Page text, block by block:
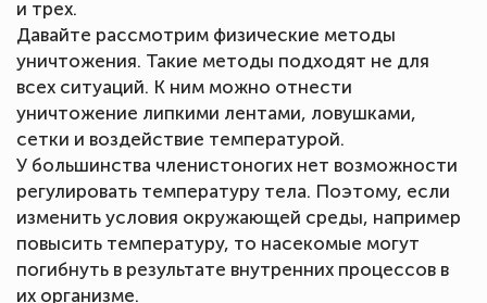
и трех.
Давайте рассмотрим физические методы
уничтожения. Такие методы подходят не для
всех ситуаций. К ним можно отнести
уничтожение липкими лентами, ловушками,
сетки и воздействие температурой.
У большинства членистоногих нет возможности
регулировать температуру тела. Поэтому, если
изменить условия окружающей среды, например
повысить температуру, то насекомые могут
погибнуть в результате внутренних процессов в
их организме.